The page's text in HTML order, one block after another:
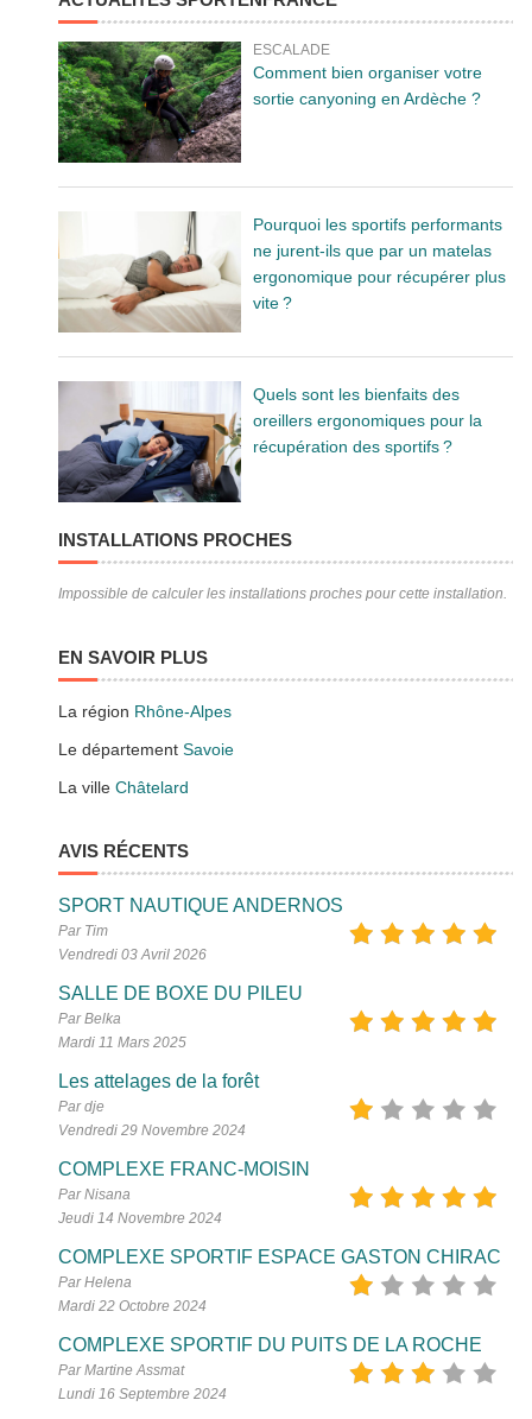
ESCALADE
Comment bien organiser votre
sortie canyoning en Ardèche ?
Pourquoi les sportifs performants
ne jurent-ils que par un matelas
ergonomique pour récupérer plus
vite ?
Quels sont les bienfaits des
oreillers ergonomiques pour la
récupération des sportifs ?
INSTALLATIONS PROCHES
Impossible de calculer les installations proches pour cette installation.
EN SAVOIR PLUS
La région Rhône-Alpes
Le départementSavoie
La villeChâtelard
AVIS RÉCENTS
SPORT NAUTIQUE ANDERNOS
Par Tim
Vendredi 03 Avril 2026
SALLE DE BOXE DU PILEU
Par Belka
Mardi 11 Mars 2025
Les attelages de la forêt
Par dje
Vendredi 29 Novembre 2024
COMPLEXE FRANC-MOISIN
Par Nisana
Jeudi 14 Novembre 2024
COMPLEXE SPORTIF ESPACE GASTON CHIRAC
Par Helena
Mardi 22 Octobre 2024
COMPLEXE SPORTIF DU PUITS DE LA ROCHE
Par Martine Assmat
Lundi 16 Septembre 2024